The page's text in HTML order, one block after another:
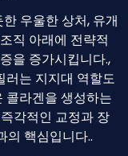
우울한 상처, 유개
직 아래에 전략적
을 증가시킵니다.,
러는 지지대 역할도
콜라겐을 생성하는
각적인 교정과 장
의 핵심입니다..